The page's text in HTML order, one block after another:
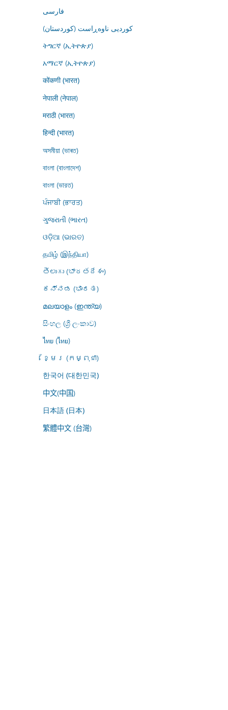
فارسى
کوردیی ناوەڕاست (کوردستان)
ትግርኛ (ኢትዮጵያ)
አማርኛ (ኢትዮጵያ)
कोंकणी (भारत)
नेपाली (नेपाल)
मराठी (भारत)
हिन्दी (भारत)
অসমীয়া (ভাৰত)
বাংলা (বাংলাদেশ)
বাংলা (ভারত)
ਪੰਜਾਬੀ (ਭਾਰਤ)
ગુજરાતી (ભારત)
ଓଡ଼ିଆ (ଭାରତ)
தமிழ் (இந்தியா)
తెలుగు (భారతదేశం)
ಕನ್ನಡ (ಭಾರತ)
മലയാളം (ഇന്ത്യ)
සිංහල (ශ්‍රී ලංකාව)
ไทย (ไทย)
ខ្មែរ (កម្ពុជា)
한국어 (대한민국)
中文(中国)
日本語 (日本)
繁體中文 (台灣)